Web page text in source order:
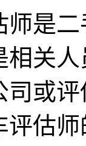
师是
相关
司或
评估